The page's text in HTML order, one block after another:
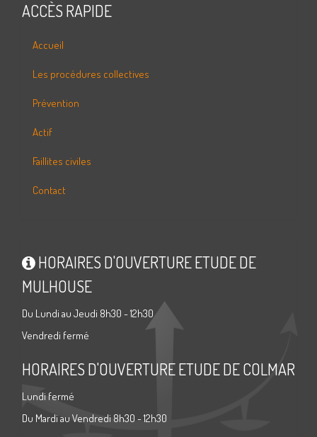
ACCÈS RAPIDE
Accueil
Les procédures collectives
Prévention
Actif
Faillites civiles
Contact
HORAIRES D'OUVERTURE ETUDE DE
MULHOUSE
Du Lundi au Jeudi 8h30 - 12h30
Vendredi fermé
HORAIRES D'OUVERTURE ETUDE DE COLMAR
Lundi fermé
Du Mardi au Vendredi 8h30 - 12h30